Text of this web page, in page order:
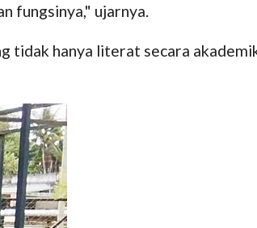
fungsinya," ujarnya.
tidak hanya literat secara